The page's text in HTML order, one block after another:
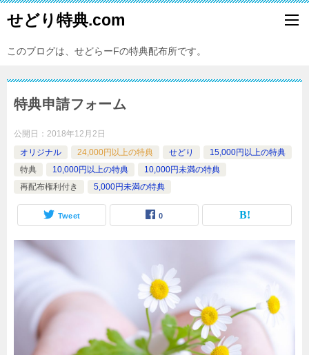
せどり特典.com
このブログは、せどらーFの特典配布所です。
特典申請フォーム
公開日： 2018年12月2日
オリジナル
24,000円以上の特典 せどり
15,000円以上の特典
特典
10,000円以上の特典
10,000円未満の特典
再配布権利付き
5,000円未満の特典
Tweet 0